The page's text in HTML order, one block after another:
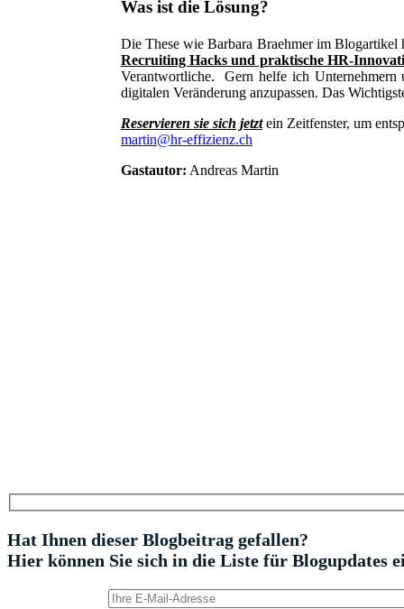
Was ist die Lösung?
Die These wie Barbara Braehmer im Blogartikel
Recruiting Hacks und praktische HR-
Verantwortliche. Gern helfe ich
digitalen Veränderung anzupassen. Das
Reservieren sie sich jetztein Zeitfenster, um
martin@hr-effizienz.ch
Gastautor: Andreas Martin
Hat Ihnen dieser Blogbeitrag gefallen?
Hier können Sie sich in die Liste für Blogupdates